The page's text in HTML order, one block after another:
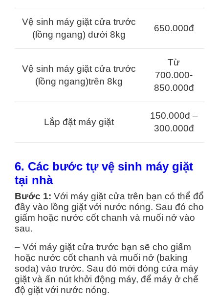
Vệ sinh máy giặt cửa trước
(lồng ngang) dưới 8kg
650.000đ
Vệ sinh máy giặt cửa trước
(lồng ngang)trên 8kg
Từ
700.000-
850.000đ
Lắp đặt máy giặt
150.000đ –
300.000đ
6. Các bước tự vệ sinh máy giặt
tại nhà
Bước 1: Với máy giặt cửa trên bạn có thể đổ
đầy vào lồng giặt với nước nóng. Sau đó cho
giấm hoặc nước cốt chanh và muối nở vào
sau.
– Với máy giặt cửa trước bạn sẽ cho giấm
hoặc nước cốt chanh và muối nở (baking
soda) vào trước. Sau đó mới đóng cửa máy
giặt và ấn nút khởi động máy, để máy ở chế
độ giặt với nước nóng.